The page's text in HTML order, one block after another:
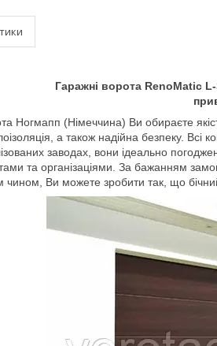
Гаражні ворота RenoMatic
Ногмапп (Німеччина) Ви обираєте
а також надійна безпеку. Всі
заводах, вони ідеально
та організаціями. За бажанням
чином, Ви можете зробити так, що